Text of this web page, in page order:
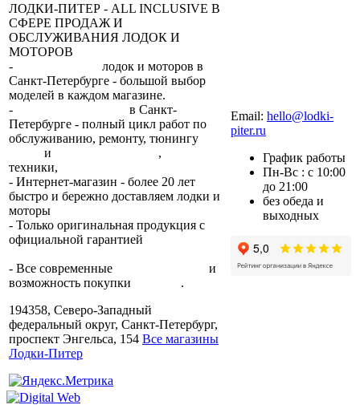
ЛОДКИ-ПИТЕР - ALL INCLUSIVE В
СФЕРЕ ПРОДАЖ И
ОБСЛУЖИВАНИЯ ЛОДОК И
МОТОРОВ
-
лодок и моторов в
Санкт-Петербурге - большой выбор
моделей в каждом магазине.
-
в Санкт-
Петербурге - полный цикл работ по
обслуживанию, ремонту, тюнингу
и ,
техники,
- Интернет-магазин - более 20 лет
быстро и бережно доставляем лодки и
моторы
- Только оригинальная продукция с
официальной гарантией
- Все современные
и
возможность покупки
.
194358, Северо-Западный
федеральный округ, Санкт-Петербург,
проспект Энгельса, 154 Все магазины
Лодки-Питер
Email: hello@lodki-
piter.ru
График работы
Пн-Вс : с 10:00
до 21:00
без обеда и
выходных